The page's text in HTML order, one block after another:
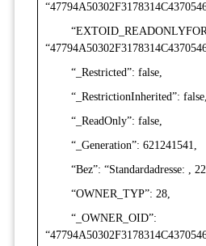
“_Restricted”: false,
“_RestrictionInherited”: false,
“_ReadOnly”: false,
“_Generation”: 621241541,
“Bez”: “Standardadresse: ,
“OWNER_TYP”: 28,
“_OWNER_OID”: